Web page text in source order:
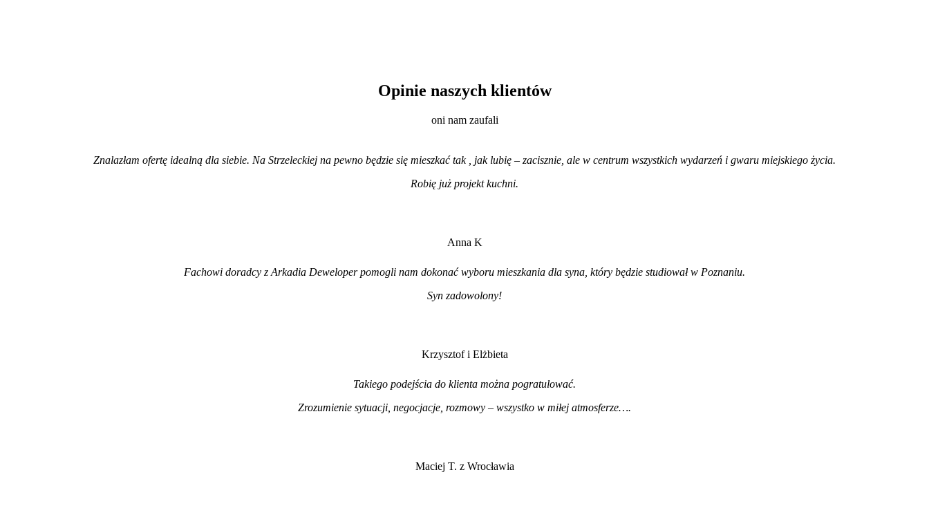
Opinie naszych klientów
oni nam zaufali
Znalazłam ofertę idealną dla siebie. Na Strzeleckiej na pewno będzie się mieszkać tak , jak lubię – zacisznie, ale w centrum wszystkich wydarzeń i gwaru miejskiego życia.
Robię już projekt kuchni.
Anna K
Fachowi doradcy z Arkadia Deweloper pomogli nam dokonać wyboru mieszkania dla syna, który będzie studiował w Poznaniu.
Syn zadowolony!
Krzysztof i Elżbieta
Takiego podejścia do klienta można pogratulować.
Zrozumienie sytuacji, negocjacje, rozmowy – wszystko w miłej atmosferze….
Maciej T. z Wrocławia